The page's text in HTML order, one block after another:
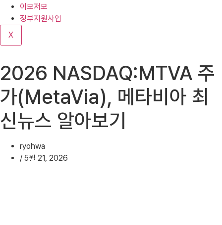
기
이모저모
정부지원사업
X
2026 NASDAQ:MTVA 주
가(MetaVia), 메타비아 최
신뉴스 알아보기
ryohwa
/ 5월 21, 2026